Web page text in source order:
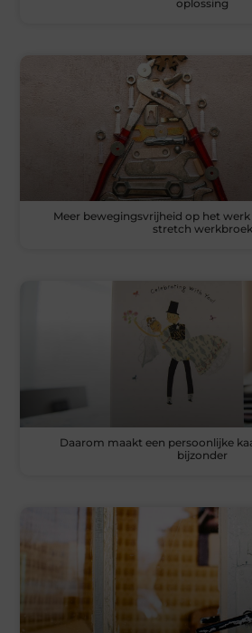
oplossing
Meer bewegingsvrijheid op het
stretch werkbroek
Daarom maakt een persoonlijke
bijzonder